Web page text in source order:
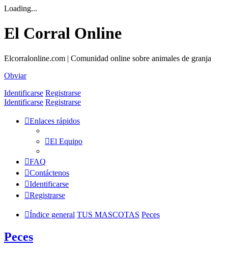
Loading...
El Corral Online
Elcorralonline.com | Comunidad online sobre animales de granja
Obviar
Identificarse Registrarse
Identificarse Registrarse
Enlaces rápidos
El Equipo
FAQ
Contáctenos
Identificarse
Registrarse
Índice general TUS MASCOTAS Peces
Peces